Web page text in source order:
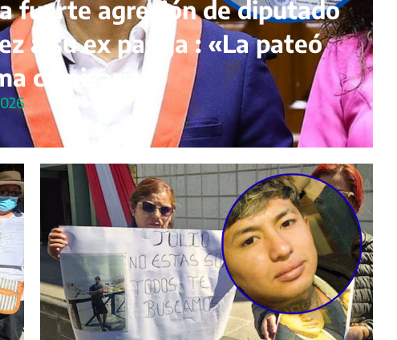
fuerte agresión de diputado
a su ex pareja : «La pateó
comisaría»